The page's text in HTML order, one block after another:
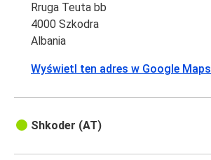
Rruga Teuta bb
4000 Szkodra
Albania
Wyświetl ten adres w Google Maps
Shkoder (AT)